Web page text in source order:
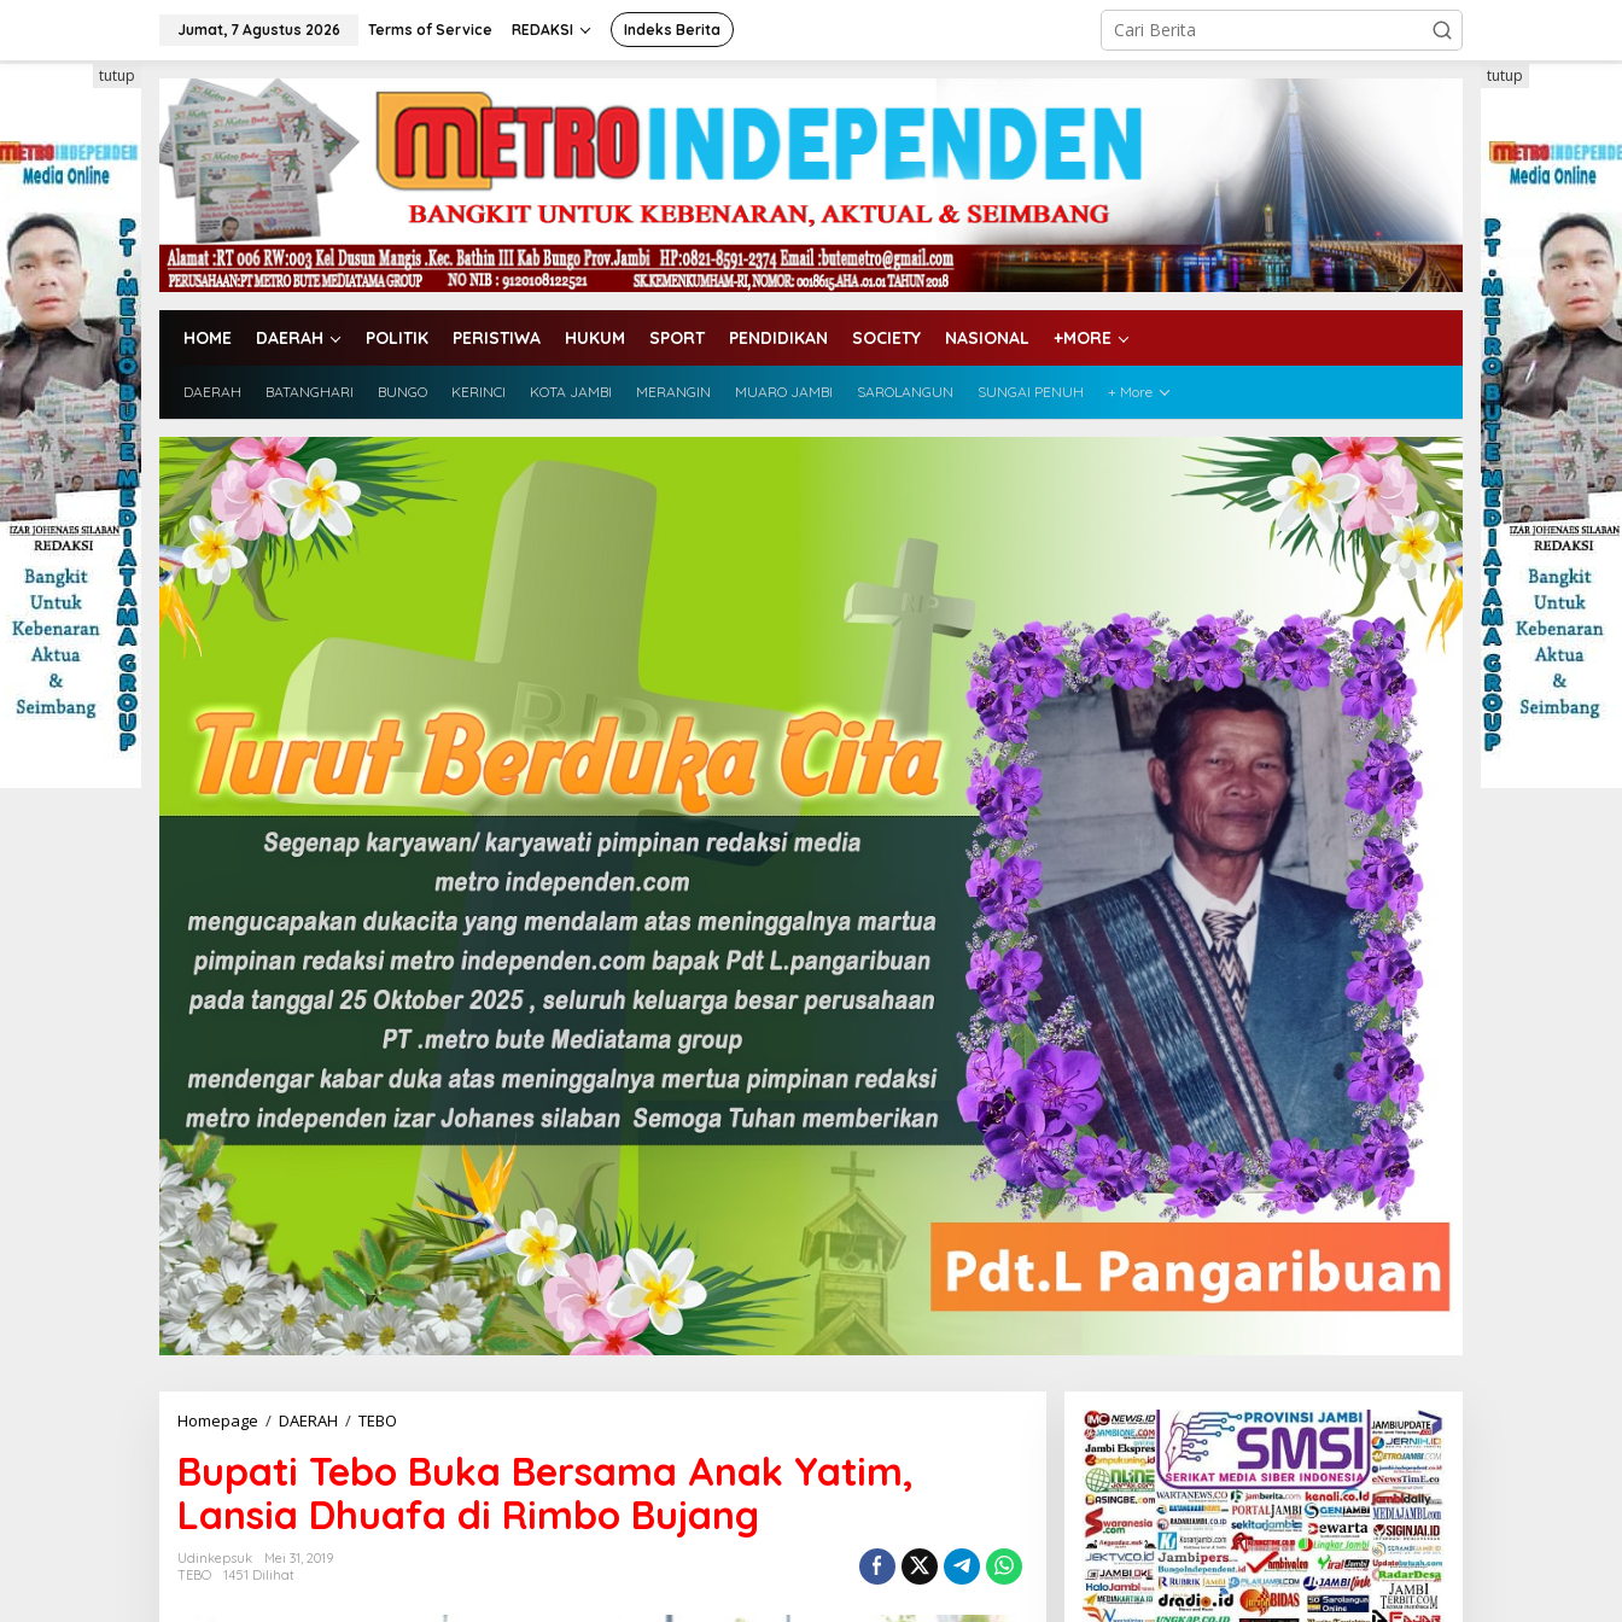
k
e
e
n
Jumat, 7 Agustus 2026 Terms of Service REDAKSI Indeks Berita
HOME DAERAH POLITIK PERISTIWA HUKUM SPORT PENDIDIKAN SOCIETY NASIONAL +MORE
DAERAH BATANGHARI BUNGO KERINCI KOTA JAMBI MERANGIN MUARO JAMBI SAROLANGUN SUNGAI PENUH + More
tutup tutup
Homepage / DAERAH / TEBO
t
i
Bupati Tebo Buka Bersama Anak Yatim,
Lansia Dhuafa di Rimbo Bujang
Udinkepsuk
Mei 31, 2019
TEBO
1451 Dilihat